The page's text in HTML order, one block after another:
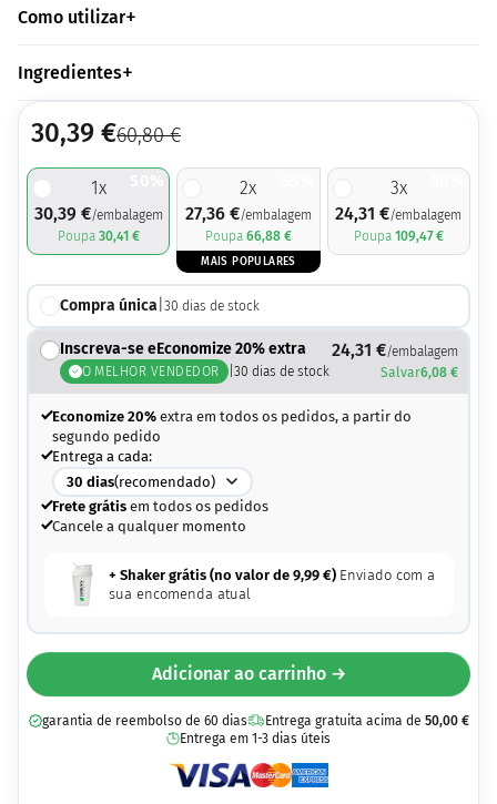
Como utilizar
Ingredientes
30,39 €60,80€
1x
30,39 €/embalagem
Poupa 30,41 €
2x
27,36 €/embalagem
Poupa 66,88 €
MAIS POPULARES
3x
24,31€/embalagem
Poupa 109,47€
Compra única 30 dias de stock
Inscreva-se eEconomize 20% extra
O MELHOR VENDEDOR | 30 dias de stock
24,31 €/embalagem
Salvar6,08 €
Economize 20%extra em todos os pedidos, a partir do
segundo pedido
Entrega a cada:
30 dias(recomendado)
Frete grátisem todos os pedidos
Cancele a qualquer momento
+ Shaker grátis (no valor de 9,99 €) Enviado com a
sua encomenda atual
Adicionar ao carrinho →
garantia de reembolso de 60 dias Entrega gratuita acima de 50,00 €
Entrega em 1-3 dias úteis